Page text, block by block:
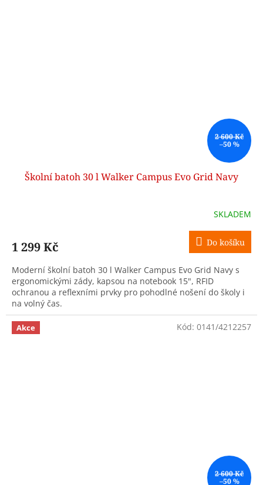
2 600 Kč
–50 %
Školní batoh 30 l Walker Campus Evo Grid Navy
SKLADEM
1 299 Kč Do košíku
Moderní školní batoh 30 l Walker Campus Evo Grid Navy s
ergonomickými zády, kapsou na notebook 15", RFID
ochranou a reflexními prvky pro pohodlné nošení do školy i
na volný čas.
Akce
2 600 Kč
–50 %
Kód: 0141/4212257